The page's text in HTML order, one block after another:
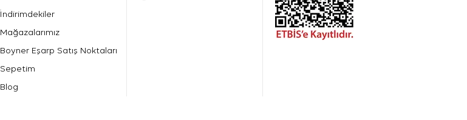
İndirimdekiler
Mağazalarımız
Boyner Eşarp Satış Noktaları
Sepetim
Blog